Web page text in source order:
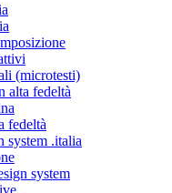
(microtesti)
alta fedeltà
fedeltà
system .italia
system